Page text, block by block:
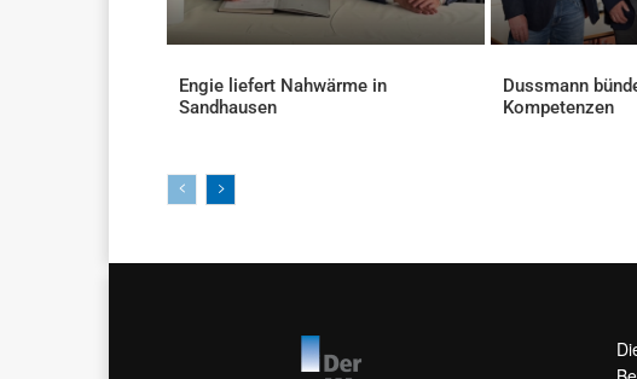
Engie liefert Nahwärme in
Sandhausen
Dussmann
Kompetenzen